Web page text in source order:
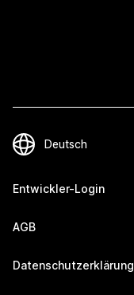
Entwickler-Login
AGB
Datenschutzerklärung